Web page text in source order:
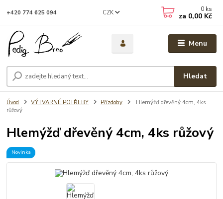
Menu
CZK
Hledat
+420 774 625 094 0 ks
za 0,00 Kč
Úvod VÝTVARNÉ POTŘEBY Přízdoby
Hlemýžď dřevěný 4cm, 4ks
růžový
Hlemýžď dřevěný 4cm, 4ks růžový
Novinka